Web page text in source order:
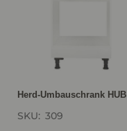
Herd-Umbauschrank HUB
SKU: 309